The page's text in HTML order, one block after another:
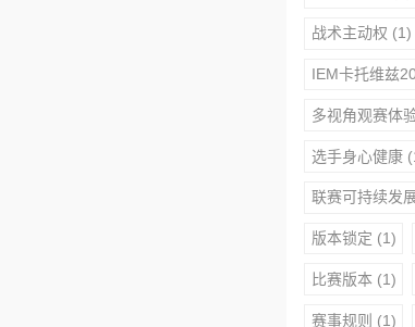
战术主动权 (1)
IEM卡托维兹
多视角观赛体
选手身心健康
联赛可持续发
版本锁定 (1)
比赛版本(1)
赛事规则 (1)